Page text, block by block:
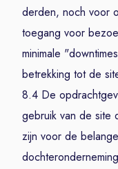
derden, noch voor
toegang voor
minimale
betrekking tot de
8.4 De
gebruik van de site
zijn voor de